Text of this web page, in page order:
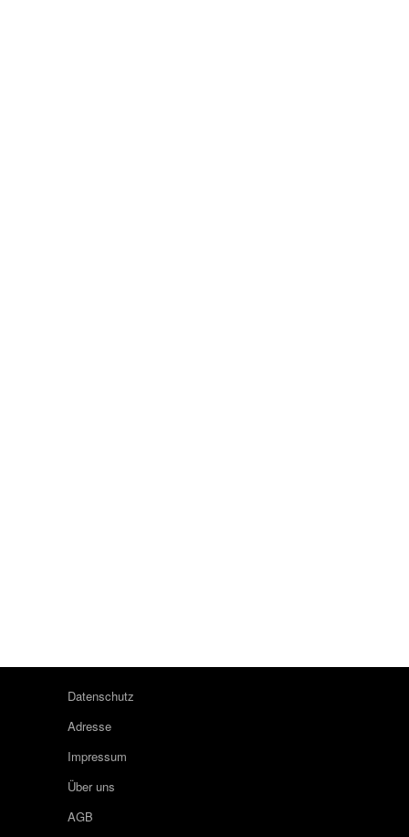
Datenschutz
Adresse
Impressum
Über uns
AGB